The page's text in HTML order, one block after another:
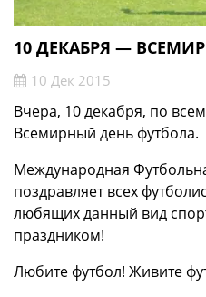
10 ДЕКАБРЯ —
10 Дек 2015
Вчера, 10 декабря, по
Всемирный день футбола.
Международная
поздравляет всех
любящих данный вид
праздником!
Любите футбол! Живите